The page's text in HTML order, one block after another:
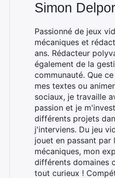
Simon
Passionné de jeux
mécaniques et
ans. Rédacteur
également de la
communauté. Que
mes textes ou
sociaux, je travaille
passion et je
différents projets
j'interviens. Du jeu
jouet en passant par
mécaniques, mon
différents domaines
tout curieux !